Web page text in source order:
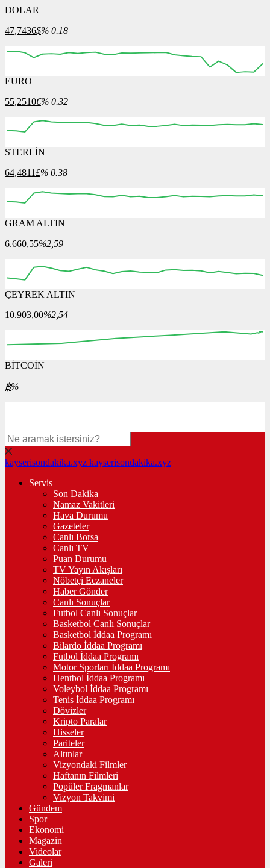
DOLAR
47,7436$% 0.18
12:00
EURO
55,2510€% 0.32
12:00
STERLİN
64,4811£% 0.38
12:00 13:00
GRAM ALTIN
6.660,55%2,59
12:00 13:00
ÇEYREK ALTIN
10.903,00%2,54
00:00
BİTCOİN
฿%
kayserisondakika.xyz kayserisondakika.xyz
Servis
Son Dakika
Namaz Vakitleri
Hava Durumu
Gazeteler
Canlı Borsa
Canlı TV
Puan Durumu
TV Yayın Akışları
Nöbetçi Eczaneler
Haber Gönder
Canlı Sonuçlar
Futbol Canlı Sonuçlar
Basketbol Canlı Sonuçlar
Basketbol İddaa Programı
Bilardo İddaa Programı
Futbol İddaa Programı
Motor Sporları İddaa Programı
Hentbol İddaa Programı
Voleybol İddaa Programı
Tenis İddaa Programı
Dövizler
Kripto Paralar
Hisseler
Pariteler
Altınlar
Vizyondaki Filmler
Haftanın Filmleri
Popüler Fragmanlar
Vizyon Takvimi
Gündem
Spor
Ekonomi
Magazin
Videolar
Galeri